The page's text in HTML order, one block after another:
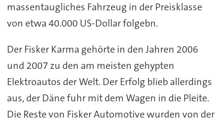
massentaugliches Fahrzeug in der Preisklasse
von etwa 40.000 US-Dollar folgebn.
Der Fisker Karma gehörte in den Jahren 2006
und 2007 zu den am meisten gehypten
Elektroautos der Welt. Der Erfolg blieb allerdings
aus, der Däne fuhr mit dem Wagen in die Pleite.
Die Reste von Fisker Automotive wurden von der